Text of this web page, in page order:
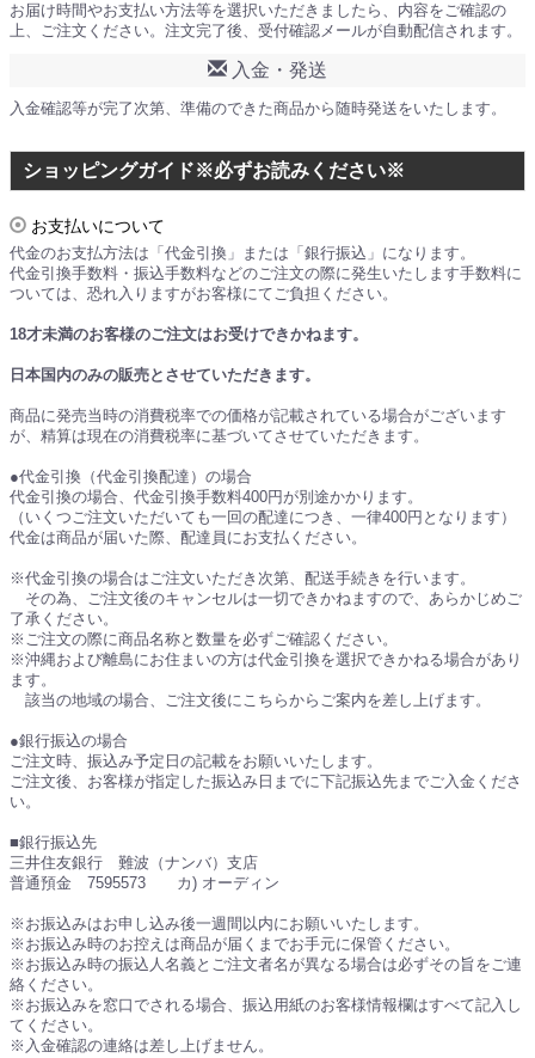
お届け時間やお支払い方法等を選択いただきましたら、内容をご確認の
上、ご注文ください。注文完了後、受付確認メールが自動配信されます。
入金・発送
入金確認等が完了次第、準備のできた商品から随時発送をいたします。
ショッピングガイド※必ずお読みください※
お支払いについて
代金のお支払方法は「代金引換」または「銀行振込」になります。
代金引換手数料・振込手数料などのご注文の際に発生いたします手数料に
ついては、恐れ入りますがお客様にてご負担ください。
18才未満のお客様のご注文はお受けできかねます。
日本国内のみの販売とさせていただきます。
商品に発売当時の消費税率での価格が記載されている場合がございます
が、精算は現在の消費税率に基づいてさせていただきます。
●代金引換（代金引換配達）の場合
代金引換の場合、代金引換手数料400円が別途かかります。
（いくつご注文いただいても一回の配達につき、一律400円となります）
代金は商品が届いた際、配達員にお支払ください。
※代金引換の場合はご注文いただき次第、配送手続きを行います。
その為、ご注文後のキャンセルは一切できかねますので、あらかじめご
了承ください。
※ご注文の際に商品名称と数量を必ずご確認ください。
※沖縄および離島にお住まいの方は代金引換を選択できかねる場合があり
ます。
該当の地域の場合、ご注文後にこちらからご案内を差し上げます。
●銀行振込の場合
ご注文時、振込み予定日の記載をお願いいたします。
ご注文後、お客様が指定した振込み日までに下記振込先までご入金くださ
い。
■銀行振込先
三井住友銀行 難波（ナンバ）支店
普通預金 7595573 カ) オーディン
※お振込みはお申し込み後一週間以内にお願いいたします。
※お振込み時のお控えは商品が届くまでお手元に保管ください。
※お振込み時の振込人名義とご注文者名が異なる場合は必ずその旨をご連
絡ください。
※お振込みを窓口でされる場合、振込用紙のお客様情報欄はすべて記入し
てください。
※入金確認の連絡は差し上げません。